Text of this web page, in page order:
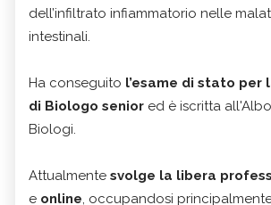
dell’infiltrato infiammatorio nelle
intestinali.
Ha conseguito l’esame di stato per
di Biologo senior ed è iscritta
Biologi.
Attualmente svolge la libera
e online, occupandosi